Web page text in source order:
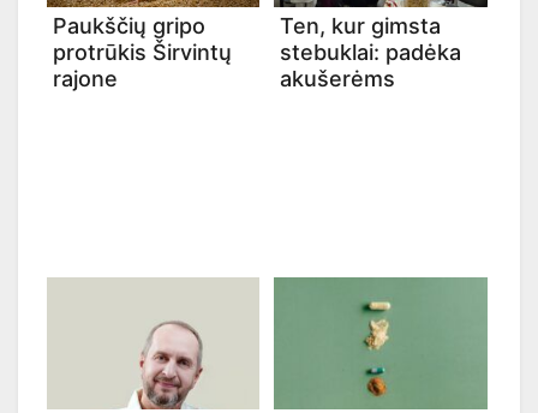
Paukščių gripo
protrūkis Širvintų
rajone
Ten, kur gimsta
stebuklai: padėka
akušerėms